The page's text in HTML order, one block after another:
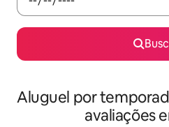
Aluguel por
avaliações